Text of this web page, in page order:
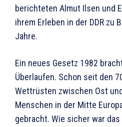
berichteten Almut Ilsen und
ihrem Erleben in der DDR zu
Jahre.
Ein neues Gesetz 1982
Überlaufen. Schon seit den
Wettrüsten zwischen Ost
Menschen in der Mitte
gebracht. Wie sicher war